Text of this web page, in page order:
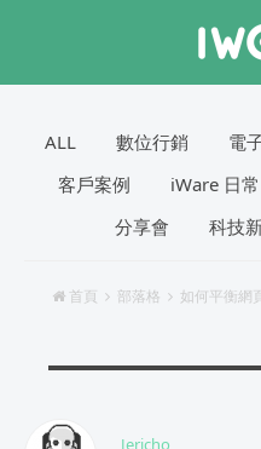
ALL 數位行銷 電
客戶案例
iWare 日常
分享會
科技
首頁 部落格 如何平衡網
Jericho